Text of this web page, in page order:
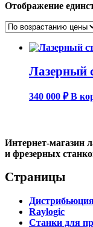
Отображение
Лазерный
340 000 ₽ В
Интернет-магазин
и фрезерных
Страницы
Raylogic
Станки для